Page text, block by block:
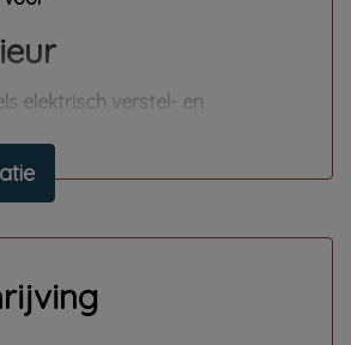
elektrisch verstel- en
elektrisch verstelbaar